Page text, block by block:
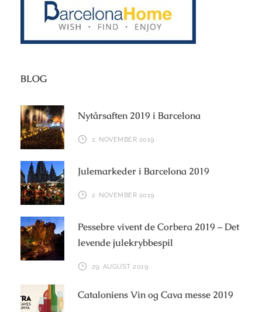
BLOG
Nytårsaften 2019 i Barcelona
2. NOVEMBER 2019
Julemarkeder i Barcelona 2019
2. NOVEMBER 2019
Pessebre vivent de Corbera 2019 – Det
levende julekrybbespil
29. AUGUST 2019
Cataloniens Vin og Cava messe 2019